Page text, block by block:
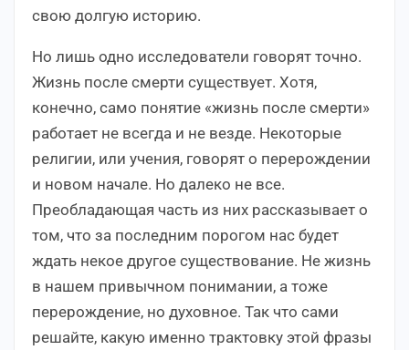
свою долгую историю.
Но лишь одно исследователи говорят точно.
Жизнь после смерти существует. Хотя,
конечно, само понятие «жизнь после смерти»
работает не всегда и не везде. Некоторые
религии, или учения, говорят о перерождении
и новом начале. Но далеко не все.
Преобладающая часть из них рассказывает о
том, что за последним порогом нас будет
ждать некое другое существование. Не жизнь
в нашем привычном понимании, а тоже
перерождение, но духовное. Так что сами
решайте, какую именно трактовку этой фразы